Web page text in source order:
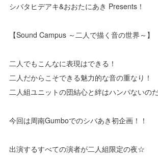
シバタヒデアキ&おおたにあき Presents！
【Sound Campus ～二人で描く音の世界～】
二人でもこんなに表現はできる！
二人だからこそできる魅力的な音の重なり！
二人組ユニットの団結心と絆はハンパないの
今回は周南Gumboでのシバあき初企画！！
出演するすべての演者が二人組限定の夜☆